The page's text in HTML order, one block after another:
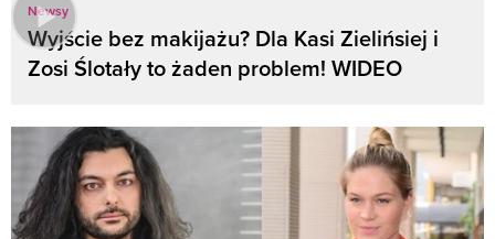
Newsy
Wyjście bez makijażu? Dla Kasi Zielińsiej i
Zosi Ślotały to żaden problem! WIDEO